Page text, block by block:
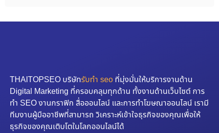
THAITOPSEO บริษัทรับทำ seo ที่มุ่งมั่นให้บริการงานด้าน
Digital Marketing ที่ครอบคลุมทุกด้าน ทั้งงานด้านเว็บไซต์ การ
ทำ SEO งานกราฟิก สื่อออนไลน์ และการทำโฆษณาออนไลน์ เรามี
ทีมงานผู้มืออาชีพที่สามารถ วิเคราะห์เข้าใจธุรกิจของคุณเพื่อให้
ธุรกิจของคุณเติบโตในโลกออนไลน์ได้